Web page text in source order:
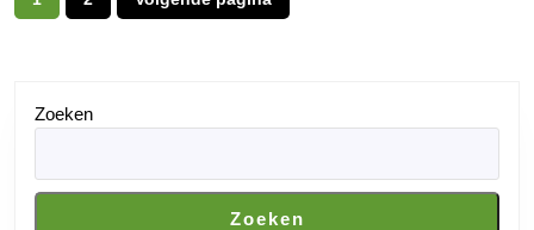
pagination
Pagina Pagina
Zoeken
Zoeken